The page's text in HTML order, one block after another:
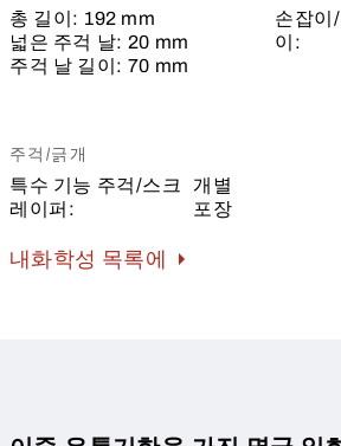
총 길이: 192 mm
넓은 주걱 날: 20 mm
주걱 날 길이: 70 mm
손잡이
이:
주걱/긁개
특수 기능 주걱/스크
레이퍼:
개별
포장
내화학성 목록에